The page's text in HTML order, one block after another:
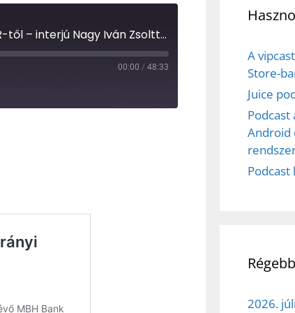
Nem lett volna volt elég távolság a NER-től – interjú Nagy Iván Zsolttal, a Blikk éléről történt távozásáról (Media1, 2025.11.11.)
00:00 / 48:33
A
Store-
Juice
Podcast
Android
2026.